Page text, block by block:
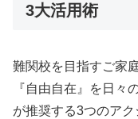
3大活用術
難関校を目指すご家
『自由自在』を日々
が推奨する3つのアク